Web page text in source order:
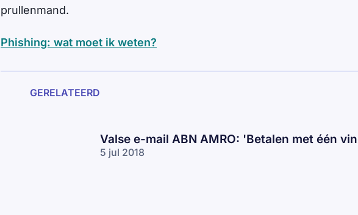
prullenmand.
Phishing: wat moet ik weten?
GERELATEERD
Valse e-mail ABN AMRO: 'Betalen met één
5 jul 2018